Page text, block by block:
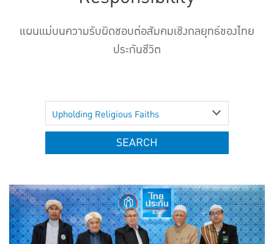
แบบประกันทั้งหมด
แบบประกันที่เหมาะกับช่วงอายุ
TL Learning Center
แผนแม่บนความรับผิดชอบต่อสัมคมเชิงกลยุทธ์ของไทย
ประกันชีวิต
Upholding Religious Faiths
SEARCH